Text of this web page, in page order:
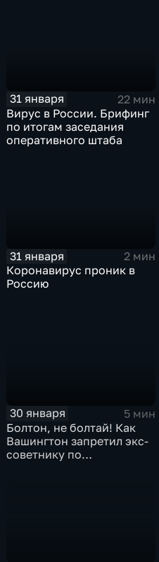
31 января
22 мин
Вирус в России. Брифинг
по итогам заседания
оперативного штаба
31 января
2 мин
Коронавирус проник в
Россию
30 января
5 мин
Болтон, не болтай! Как
Вашингтон запретил экс-
советнику по